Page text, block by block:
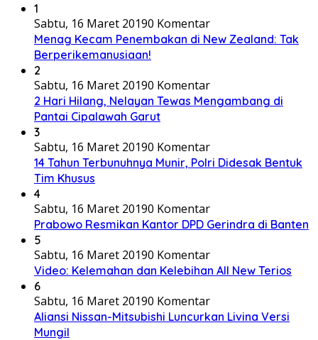
1
Sabtu, 16 Maret 20190 Komentar
Menag Kecam Penembakan di New Zealand: Tak
Berperikemanusiaan!
2
Sabtu, 16 Maret 20190 Komentar
2 Hari Hilang, Nelayan Tewas Mengambang di
Pantai Cipalawah Garut
3
Sabtu, 16 Maret 20190 Komentar
14 Tahun Terbunuhnya Munir, Polri Didesak Bentuk
Tim Khusus
4
Sabtu, 16 Maret 20190 Komentar
Prabowo Resmikan Kantor DPD Gerindra di Banten
5
Sabtu, 16 Maret 20190 Komentar
Video: Kelemahan dan Kelebihan All New Terios
6
Sabtu, 16 Maret 20190 Komentar
Aliansi Nissan-Mitsubishi Luncurkan Livina Versi
Mungil